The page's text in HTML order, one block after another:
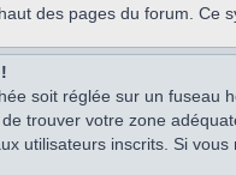
des pages du forum. Ce
soit réglée sur un
trouver votre zone
utilisateurs inscrits. Si